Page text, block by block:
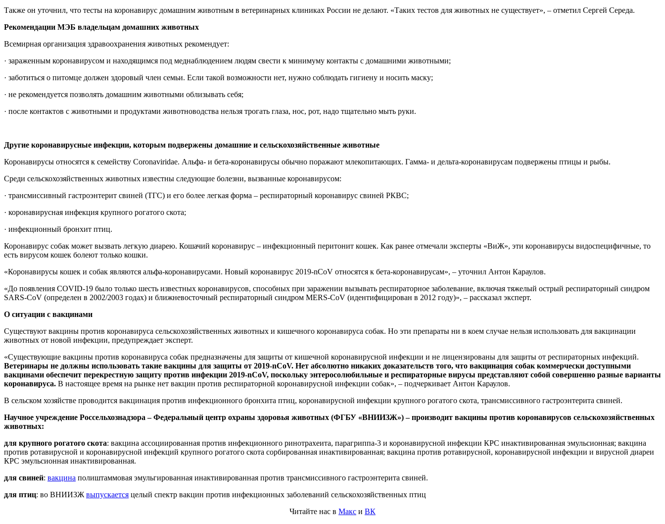
Также он уточнил, что тесты на коронавирус домашним животным в ветеринарных клиниках России не делают. «Таких тестов для животных не существует», – отметил Сергей Середа.
Рекомендации МЭБ владельцам домашних животных
Всемирная организация здравоохранения животных рекомендует:
· зараженным коронавирусом и находящимся под меднаблюдением людям свести к минимуму контакты с домашними животными;
· заботиться о питомце должен здоровый член семьи. Если такой возможности нет, нужно соблюдать гигиену и носить маску;
· не рекомендуется позволять домашним животными облизывать себя;
· после контактов с животными и продуктами животноводства нельзя трогать глаза, нос, рот, надо тщательно мыть руки.
Другие коронавирусные инфекции, которым подвержены домашние и сельскохозяйственные животные
Коронавирусы относятся к семейству Coronaviridae. Альфа- и бета-коронавирусы обычно поражают млекопитающих. Гамма- и дельта-коронавирусам подвержены птицы и рыбы.
Среди сельскохозяйственных животных известны следующие болезни, вызванные коронавирусом:
· трансмиссивный гастроэнтерит свиней (ТГС) и его более легкая форма – респираторный коронавирус свиней РКВС;
· коронавирусная инфекция крупного рогатого скота;
· инфекционный бронхит птиц.
Коронавирус собак может вызвать легкую диарею. Кошачий коронавирус – инфекционный перитонит кошек. Как ранее отмечали эксперты «ВиЖ», эти коронавирусы видоспецифичные, то
есть вирусом кошек болеют только кошки.
«Коронавирусы кошек и собак являются альфа-коронавирусами. Новый коронавирус 2019-nCoV относятся к бета-коронавирусам», – уточнил Антон Караулов.
«До появления COVID-19 было только шесть известных коронавирусов, способных при заражении вызывать респираторное заболевание, включая тяжелый острый респираторный синдром
SARS-CoV (определен в 2002/2003 годах) и ближневосточный респираторный синдром MERS-CoV (идентифицирован в 2012 году)», – рассказал эксперт.
О ситуации с вакцинами
Существуют вакцины против коронавируса сельскохозяйственных животных и кишечного коронавируса собак. Но эти препараты ни в коем случае нельзя использовать для вакцинации
животных от новой инфекции, предупреждает эксперт.
«Существующие вакцины против коронавируса собак предназначены для защиты от кишечной коронавирусной инфекции и не лицензированы для защиты от респираторных инфекций.
Ветеринары не должны использовать такие вакцины для защиты от 2019-nCoV. Нет абсолютно никаких доказательств того, что вакцинация собак коммерчески доступными
вакцинами обеспечит перекрестную защиту против инфекции 2019-nCoV, поскольку энтеросолюбильные и респираторные вирусы представляют собой совершенно разные варианты
коронавируса. В настоящее время на рынке нет вакцин против респираторной коронавирусной инфекции собак», – подчеркивает Антон Караулов.
В сельском хозяйстве проводится вакцинация против инфекционного бронхита птиц, коронавирусной инфекции крупного рогатого скота, трансмиссивного гастроэнтерита свиней.
Научное учреждение Россельхознадзора – Федеральный центр охраны здоровья животных (ФГБУ «ВНИИЗЖ») – производит вакцины против коронавирусов сельскохозяйственных
животных:
для крупного рогатого скота: вакцина ассоциированная против инфекционного ринотрахеита, парагриппа-3 и коронавирусной инфекции КРС инактивированная эмульсионная; вакцина
против ротавирусной и коронавирусной инфекций крупного рогатого скота сорбированная инактивированная; вакцина против ротавирусной, коронавирусной инфекции и вирусной диареи
КРС эмульсионная инактивированная.
для свиней: вакцина полиштаммовая эмульгированная инактивированная против трансмиссивного гастроэнтерита свиней.
для птиц: во ВНИИЗЖ выпускается целый спектр вакцин против инфекционных заболеваний сельскохозяйственных птиц
Читайте нас в Макс и ВК